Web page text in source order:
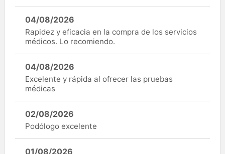
04/08/2026
Rapidez y eficacia en la compra de los servicios
médicos. Lo recomiendo.
04/08/2026
Excelente y rápida al ofrecer las pruebas
médicas
02/08/2026
Podólogo excelente
01/08/2026